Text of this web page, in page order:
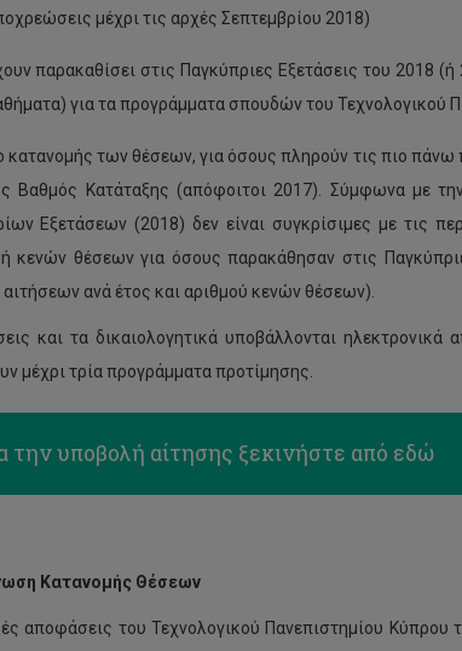
μέχρι τις αρχές Σεπτεμβρίου 2018)
παρακαθίσει στις Παγκύπριες Εξετάσεις του 2018
για τα προγράμματα σπουδών του Τεχνολογικού
κατανομής των θέσεων, για όσους πληρούν τις πιο
Βαθμός Κατάταξης (απόφοιτοι 2017). Σύμφωνα με
Εξετάσεων (2018) δεν είναι συγκρίσιμες με τις
κενών θέσεων για όσους παρακάθησαν στις
αιτήσεων ανά έτος και αριθμού κενών θέσεων).
και τα δικαιολογητικά υποβάλλονται
μέχρι τρία προγράμματα προτίμησης.
την υποβολή αίτησης ξεκινήστε από εδώ
Κατανομής Θέσεων
αποφάσεις του Τεχνολογικού Πανεπιστημίου Κύπρου